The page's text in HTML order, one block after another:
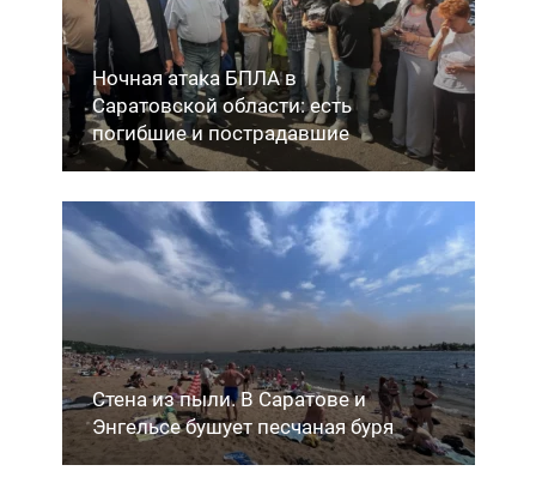
Ночная атака БПЛА в
Саратовской области: есть
погибшие и пострадавшие
Стена из пыли. В Саратове и
Энгельсе бушует песчаная буря